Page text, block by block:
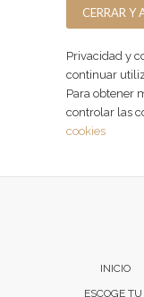
Privacidad y
continuar
Para obtener
controlar las
cookies
INICIO
ESCOGE